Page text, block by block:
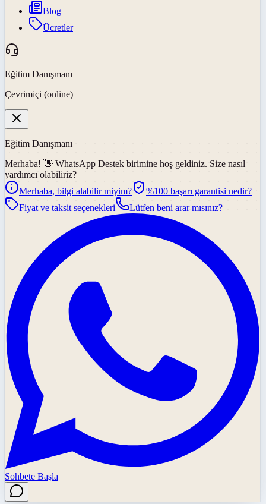
Blog
Ücretler
Eğitim Danışmanı
Çevrimiçi (online)
Eğitim Danışmanı
Merhaba! 👋 WhatsApp Destek birimine hoş geldiniz. Size nasıl
yardımcı olabiliriz?
Merhaba, bilgi alabilir miyim?
%100 başarı garantisi nedir?
Fiyat ve taksit seçenekleri
Lütfen beni arar mısınız?
Sohbete Başla